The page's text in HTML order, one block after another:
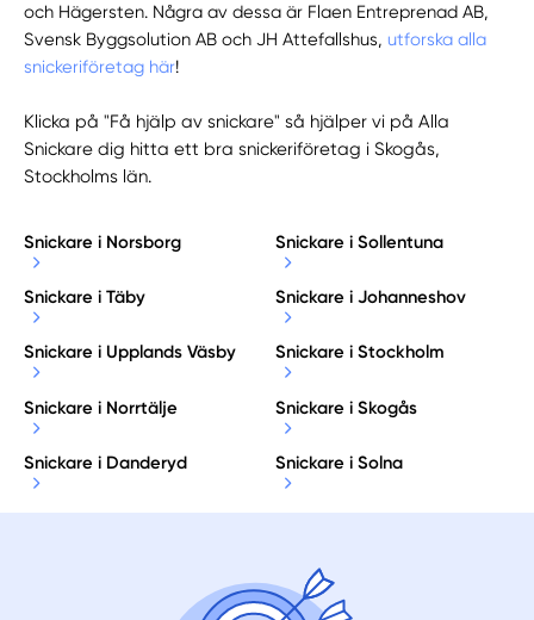
och Hägersten. Några av dessa är Flaen Entreprenad AB,
Svensk Byggsolution AB och JH Attefallshus,utforska alla
snickeriföretag här!
Klicka på "Få hjälp av snickare" så hjälper vi på Alla
Snickare dig hitta ett bra snickeriföretag i Skogås,
Stockholms län.
Snickare i Norsborg Snickare i Sollentuna
Snickare i Täby Snickare i Johanneshov
Snickare i Upplands Väsby Snickare i Stockholm
Snickare i Norrtälje Snickare i Skogås
Snickare i Danderyd Snickare i Solna